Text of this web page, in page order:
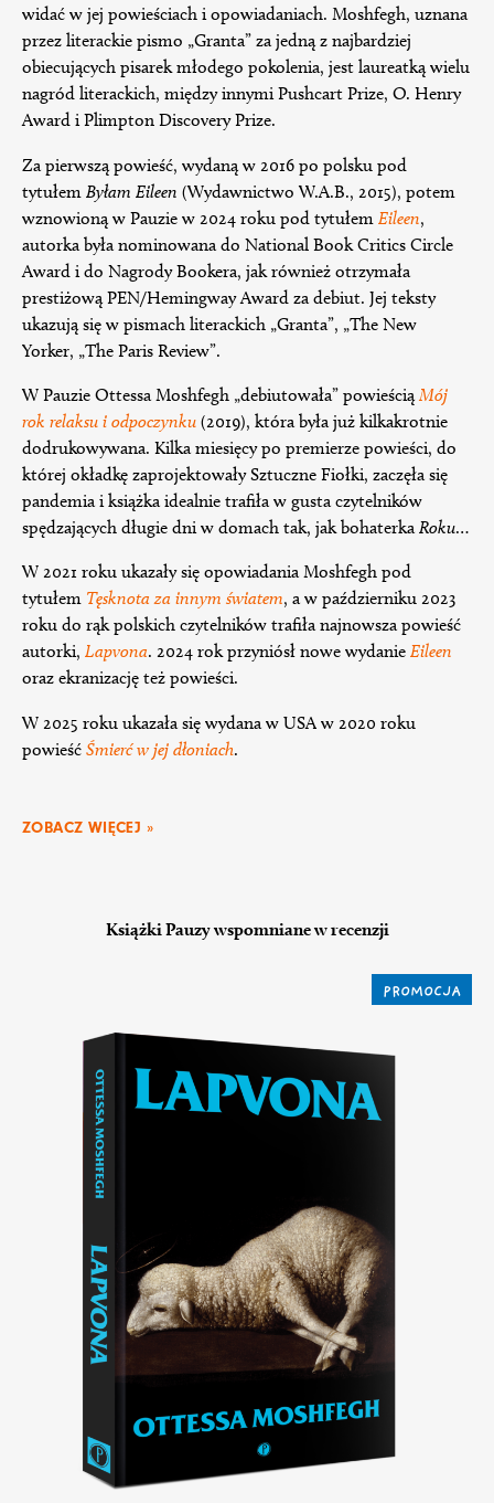
widać w jej powieściach i opowiadaniach. Moshfegh, uznana
przez literackie pismo „Granta” za jedną z najbardziej
obiecujących pisarek młodego pokolenia, jest laureatką wielu
nagród literackich, między innymi Pushcart Prize, O. Henry
Award i Plimpton Discovery Prize.
Za pierwszą powieść, wydaną w 2016 po polsku pod
tytułem Byłam Eileen (Wydawnictwo W.A.B., 2015), potem
wznowioną w Pauzie w 2024 roku pod tytułem Eileen,
autorka była nominowana do National Book Critics Circle
Award i do Nagrody Bookera, jak również otrzymała
prestiżową PEN/Hemingway Award za debiut. Jej teksty
ukazują się w pismach literackich „Granta”, „The New
Yorker, „The Paris Review”.
W Pauzie Ottessa Moshfegh „debiutowała” powieściąMój
rok relaksu i odpoczynku (2019), która była już kilkakrotnie
dodrukowywana. Kilka miesięcy po premierze powieści, do
której okładkę zaprojektowały Sztuczne Fiołki, zaczęła się
pandemia i książka idealnie trafiła w gusta czytelników
spędzających długie dni w domach tak, jak bohaterkaRoku…
W 2021 roku ukazały się opowiadania Moshfegh pod
tytułem Tęsknota za innym światem, a w październiku 2023
roku do rąk polskich czytelników trafiła najnowsza powieść
autorki, Lapvona. 2024 rok przyniósł nowe wydanie Eileen
oraz ekranizację też powieści.
W 2025 roku ukazała się wydana w USA w 2020 roku
powieść Śmierć w jej dłoniach.
ZOBACZ WIĘCEJ »
Książki Pauzy wspomniane w recenzji
PROMOCJA